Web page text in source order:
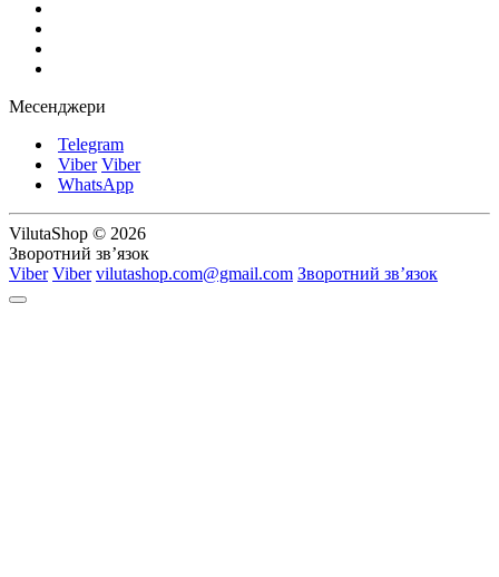
Месенджери
Telegram
Viber Viber
WhatsApp
VilutaShop © 2026
Зворотний зв’язок
Viber Viber vilutashop.com@gmail.com Зворотний зв’язок